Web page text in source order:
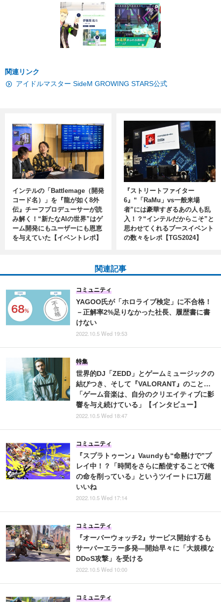
関連リンク
アイドルマスター SideM GROWING STARS公式
インテルの「Battlemage（開発
コード名）」を『龍が如く8外
伝』チーフプロデューサーが読
み解く！“新たなAIの世界”はゲ
ーム開発にもユーザーにも恩恵
を与えていた【イベントレポ】
『ストリートファイター
6』“「RaMu」vs一般来場
者”には豪華すぎるあの人も乱
入！？“インテルだからこそ”と
思わせてくれるブースイベント
の数々をレポ【TGS2024】
関連記事
YAGOO氏が「ホロライブ検定」に不合格！
－正解率2%足りなかった社長、履歴書に書
けない
コミュニティ
2022.10.5 Wed 19:53
世界的DJ「ZEDD」とゲームミュージックの
結びつき、そして『VALORANT』のこと…
「ゲーム音楽は、自分のクリエイティブに影
響を与え続けている」【インタビュー】
特集
2022.10.5 Wed 18:47
『スプラトゥーン』Vaundyも“命懸けで”プ
レイ中！？「時間をさらに酷使することで俺
の命を削っている」というツイートに1万超
いいね
コミュニティ
2022.10.5 Wed 17:14
『オーバーウォッチ2』サービス開始するも
サーバーエラー多発―開始早々に「大規模な
DDoS攻撃」を受ける
コミュニティ
2022.10.5 Wed 10:00
コミュニティ